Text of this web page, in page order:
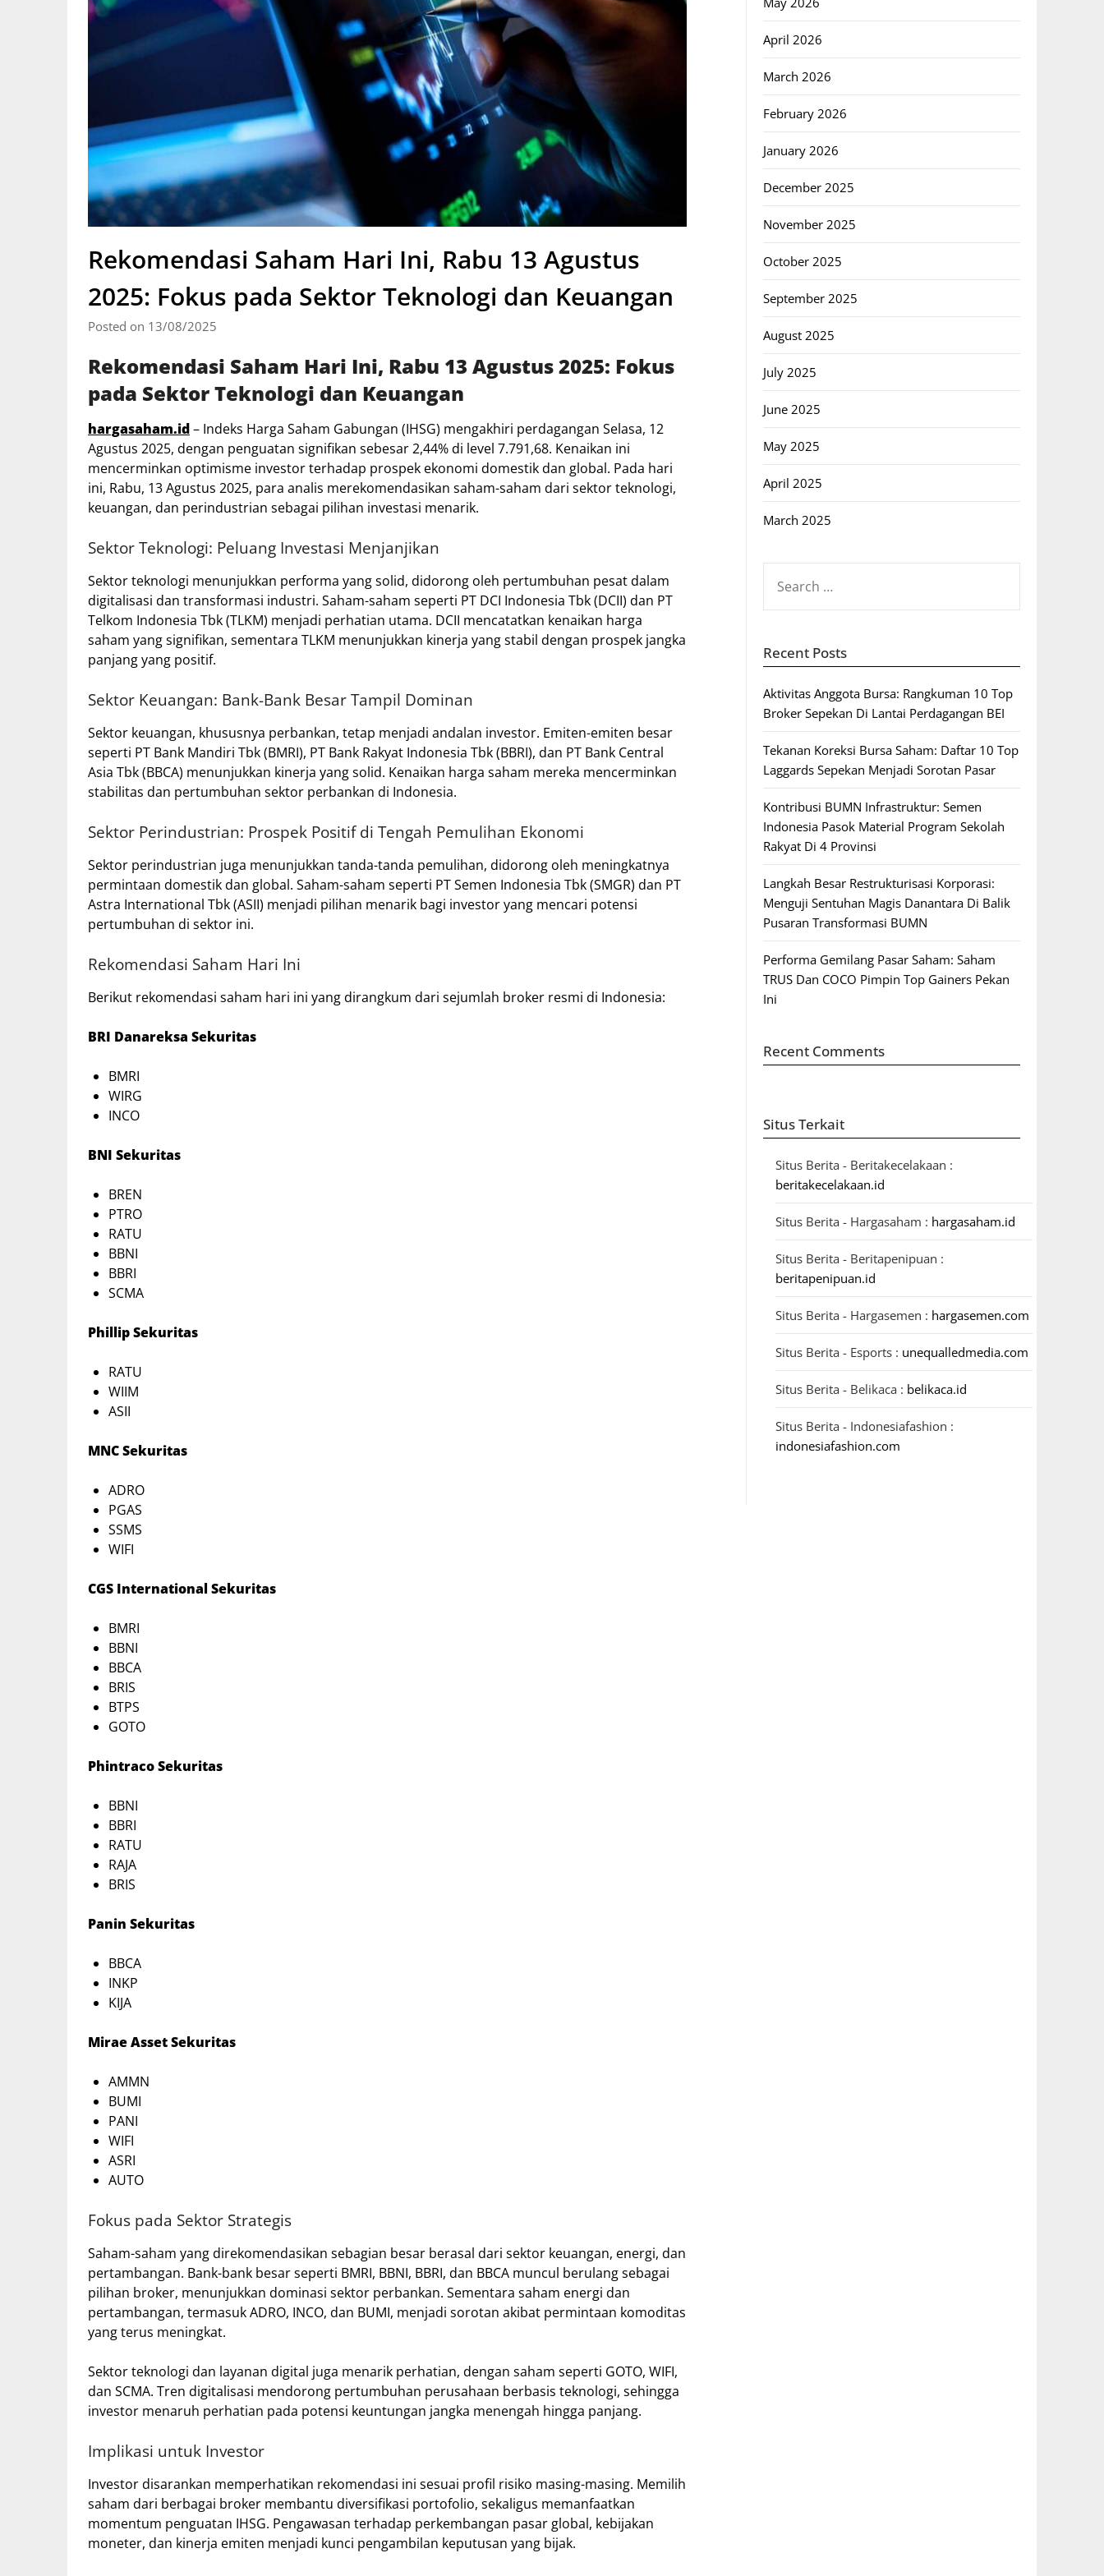
Rekomendasi Saham Hari Ini, Rabu 13 Agustus
2025: Fokus pada Sektor Teknologi dan Keuangan
Posted on 13/08/2025
Rekomendasi Saham Hari Ini, Rabu 13 Agustus 2025: Fokus
pada Sektor Teknologi dan Keuangan
hargasaham.id– Indeks Harga Saham Gabungan (IHSG) mengakhiri perdagangan Selasa, 12
Agustus 2025, dengan penguatan signifikan sebesar 2,44% di level 7.791,68. Kenaikan ini
mencerminkan optimisme investor terhadap prospek ekonomi domestik dan global. Pada hari
ini, Rabu, 13 Agustus 2025, para analis merekomendasikan saham-saham dari sektor teknologi,
keuangan, dan perindustrian sebagai pilihan investasi menarik.
Sektor Teknologi: Peluang Investasi Menjanjikan
Sektor teknologi menunjukkan performa yang solid, didorong oleh pertumbuhan pesat dalam
digitalisasi dan transformasi industri. Saham-saham seperti PT DCI Indonesia Tbk (DCII) dan PT
Telkom Indonesia Tbk (TLKM) menjadi perhatian utama. DCII mencatatkan kenaikan harga
saham yang signifikan, sementara TLKM menunjukkan kinerja yang stabil dengan prospek jangka
panjang yang positif.
Sektor Keuangan: Bank-Bank Besar Tampil Dominan
Sektor keuangan, khususnya perbankan, tetap menjadi andalan investor. Emiten-emiten besar
seperti PT Bank Mandiri Tbk (BMRI), PT Bank Rakyat Indonesia Tbk (BBRI), dan PT Bank Central
Asia Tbk (BBCA) menunjukkan kinerja yang solid. Kenaikan harga saham mereka mencerminkan
stabilitas dan pertumbuhan sektor perbankan di Indonesia.
Sektor Perindustrian: Prospek Positif di Tengah Pemulihan Ekonomi
Sektor perindustrian juga menunjukkan tanda-tanda pemulihan, didorong oleh meningkatnya
permintaan domestik dan global. Saham-saham seperti PT Semen Indonesia Tbk (SMGR) dan PT
Astra International Tbk (ASII) menjadi pilihan menarik bagi investor yang mencari potensi
pertumbuhan di sektor ini.
Rekomendasi Saham Hari Ini
Berikut rekomendasi saham hari ini yang dirangkum dari sejumlah broker resmi di Indonesia:
BRI Danareksa Sekuritas
BMRI
WIRG
INCO
BNI Sekuritas
BREN
PTRO
RATU
BBNI
BBRI
SCMA
Phillip Sekuritas
RATU
WIIM
ASII
MNC Sekuritas
ADRO
PGAS
SSMS
WIFI
CGS International Sekuritas
BMRI
BBNI
BBCA
BRIS
BTPS
GOTO
Phintraco Sekuritas
BBNI
BBRI
RATU
RAJA
BRIS
Panin Sekuritas
BBCA
INKP
KIJA
Mirae Asset Sekuritas
AMMN
BUMI
PANI
WIFI
ASRI
AUTO
Fokus pada Sektor Strategis
Saham-saham yang direkomendasikan sebagian besar berasal dari sektor keuangan, energi, dan
pertambangan. Bank-bank besar seperti BMRI, BBNI, BBRI, dan BBCA muncul berulang sebagai
pilihan broker, menunjukkan dominasi sektor perbankan. Sementara saham energi dan
pertambangan, termasuk ADRO, INCO, dan BUMI, menjadi sorotan akibat permintaan komoditas
yang terus meningkat.
Sektor teknologi dan layanan digital juga menarik perhatian, dengan saham seperti GOTO, WIFI,
dan SCMA. Tren digitalisasi mendorong pertumbuhan perusahaan berbasis teknologi, sehingga
investor menaruh perhatian pada potensi keuntungan jangka menengah hingga panjang.
Implikasi untuk Investor
Investor disarankan memperhatikan rekomendasi ini sesuai profil risiko masing-masing. Memilih
saham dari berbagai broker membantu diversifikasi portofolio, sekaligus memanfaatkan
momentum penguatan IHSG. Pengawasan terhadap perkembangan pasar global, kebijakan
moneter, dan kinerja emiten menjadi kunci pengambilan keputusan yang bijak.
April 2026
March 2026
February 2026
January 2026
December 2025
November 2025
October 2025
September 2025
August 2025
July 2025
June 2025
May 2025
April 2025
March 2025
FOR:
Recent Posts
Aktivitas Anggota Bursa: Rangkuman 10 Top
Broker Sepekan Di Lantai Perdagangan BEI
Tekanan Koreksi Bursa Saham: Daftar 10 Top
Laggards Sepekan Menjadi Sorotan Pasar
Kontribusi BUMN Infrastruktur: Semen
Indonesia Pasok Material Program Sekolah
Rakyat Di 4 Provinsi
Langkah Besar Restrukturisasi Korporasi:
Menguji Sentuhan Magis Danantara Di Balik
Pusaran Transformasi BUMN
Performa Gemilang Pasar Saham: Saham
TRUS Dan COCO Pimpin Top Gainers Pekan
Ini
Recent Comments
Situs Terkait
Situs Berita - Beritakecelakaan :
beritakecelakaan.id
Situs Berita - Hargasaham : hargasaham.id
Situs Berita - Beritapenipuan :
beritapenipuan.id
Situs Berita - Hargasemen : hargasemen.com
Situs Berita - Esports : unequalledmedia.com
Situs Berita - Belikaca : belikaca.id
Situs Berita - Indonesiafashion :
indonesiafashion.com